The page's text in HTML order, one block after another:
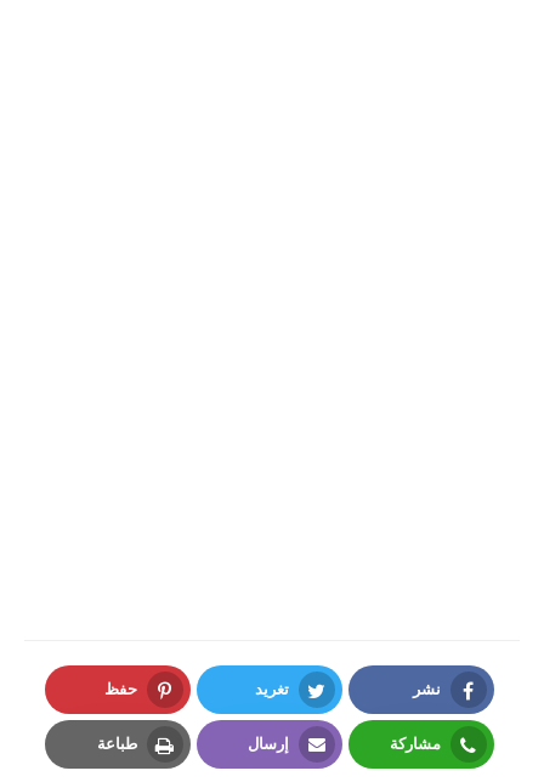
نشر
Facebook
تغريد
Twitter
حفظ
Pinterest
مشاركة إرسال طباعة